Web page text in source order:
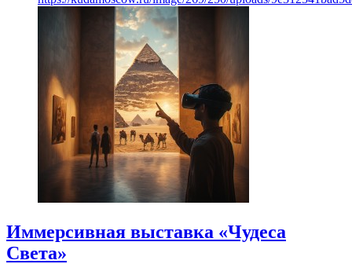
Иммерсивная выставка «Чудеса
Света»